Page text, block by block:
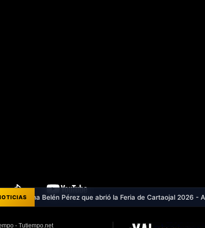
que abrió la Feria de Cartaojal 2026 - Antequera, en
- Tutiempo.net